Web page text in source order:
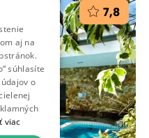
7,8
aj na
súhlasíte
o
viac